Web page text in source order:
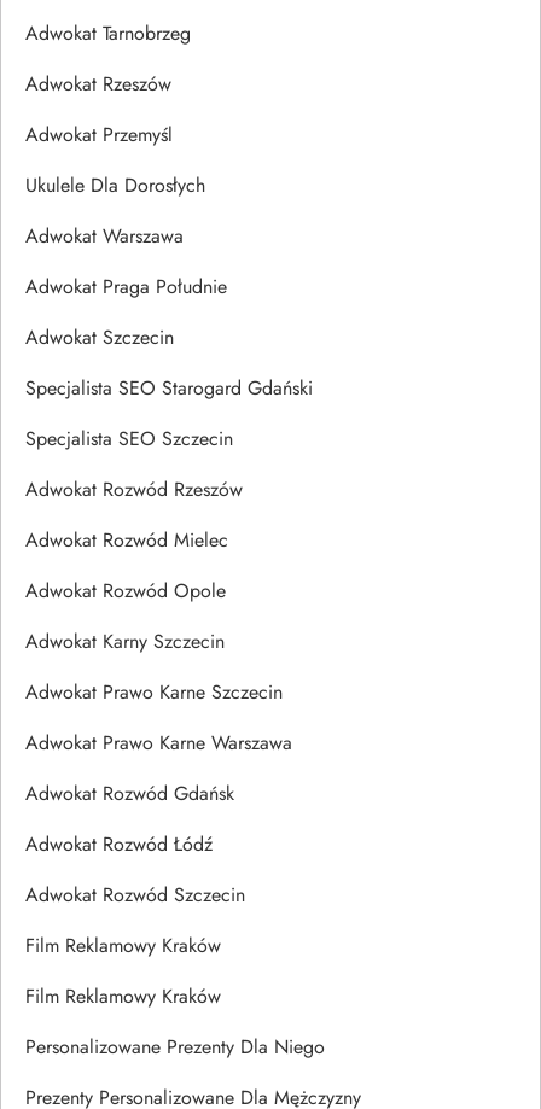
Adwokat Tarnobrzeg
Adwokat Rzeszów
Adwokat Przemyśl
Ukulele Dla Dorosłych
Adwokat Warszawa
Adwokat Praga Południe
Adwokat Szczecin
Specjalista SEO Starogard Gdański
Specjalista SEO Szczecin
Adwokat Rozwód Rzeszów
Adwokat Rozwód Mielec
Adwokat Rozwód Opole
Adwokat Karny Szczecin
Adwokat Prawo Karne Szczecin
Adwokat Prawo Karne Warszawa
Adwokat Rozwód Gdańsk
Adwokat Rozwód Łódź
Adwokat Rozwód Szczecin
Film Reklamowy Kraków
Film Reklamowy Kraków
Personalizowane Prezenty Dla Niego
Prezenty Personalizowane Dla Mężczyzny